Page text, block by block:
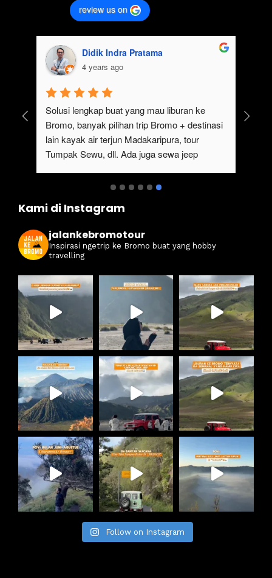
review us on
Didik Indra Pratama
4 years ago
Solusi lengkap buat yang mau liburan ke
Bromo, banyak pilihan trip Bromo + destinasi
lain kayak air terjun Madakaripura, tour
Tumpak Sewu, dll. Ada juga sewa jeep
Kami di Instagram
jalankebromotour
Inspirasi ngetrip ke Bromo buat yang hobby
travelling
Follow on Instagram